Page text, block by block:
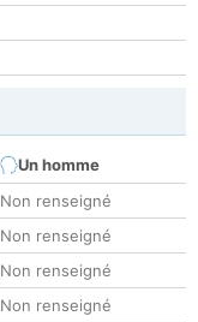
Un homme
Non renseigné
Non renseigné
Non renseigné
Non renseigné